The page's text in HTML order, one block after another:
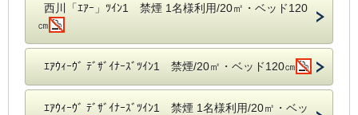
西川「ｴｱｰ」ﾂｲﾝ1 禁煙 1名様利用/20㎡・ベッド120
㎝
ｴｱｳｨｰｳﾞ ﾃﾞｻﾞｲﾅｰｽﾞﾂｲﾝ1 禁煙/20㎡・ベッド120㎝
ｴｱｳｨｰｳﾞ ﾃﾞｻﾞｲﾅｰｽﾞﾂｲﾝ1 禁煙 1名様利用/20㎡・ベッ